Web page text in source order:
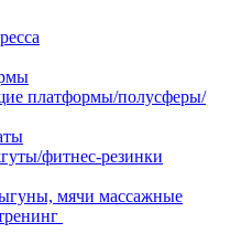
платформы/полусферы/
фитнес-резинки
мячи массажные